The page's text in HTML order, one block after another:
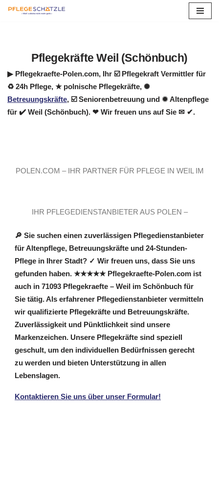
Pflegekräfte Weil (Schönbuch)
▶︎ Pflegekraefte-Polen.com, Ihr ☑️ Pflegekraft Vermittler für
♻ 24h Pflege, ★ polnische Pflegekräfte, ✺
Betreuungskräfte, ☑️ Seniorenbetreuung und ✹ Altenpflege
für ✔️ Weil (Schönbuch). ❤ Wir freuen uns auf Sie ✉ ✔.
POLEN.COM – IHR PARTNER FÜR PFLEGE IN WEIL IM
IHR PFLEGEDIENSTANBIETER AUS POLEN –
KOMPETENT UND ZUVERLÄSSIG
🔎 Sie suchen einen zuverlässigen Pflegedienstanbieter
für Altenpflege, Betreuungskräfte und 24-Stunden-
Pflege in Ihrer Stadt? ✓ Wir freuen uns, dass Sie uns
gefunden haben. ★★★★★ Pflegekraefte-Polen.com ist
auch in 71093 Pflegekraefte – Weil im Schönbuch für
Sie tätig. Als erfahrener Pflegedienstanbieter vermitteln
wir qualifizierte Pflegekräfte und Betreuungskräfte.
Zuverlässigkeit und Pünktlichkeit sind unsere
Markenzeichen. Unsere Pflegekräfte sind speziell
geschult, um den individuellen Bedürfnissen gerecht
zu werden und bieten Unterstützung in allen
Lebenslagen.
Kontaktieren Sie uns über unser Formular!